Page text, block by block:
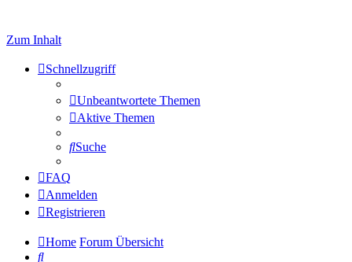
Zum Inhalt
Schnellzugriff
Unbeantwortete Themen
Aktive Themen
Suche
FAQ
Anmelden
Registrieren
Home Forum Übersicht
Suche